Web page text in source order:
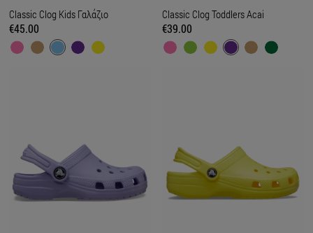
Classic Clog Kids Γαλάζιο
€45.00
Classic Clog Toddlers Acai
€39.00